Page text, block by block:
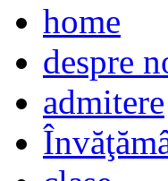
home
despre
admitere